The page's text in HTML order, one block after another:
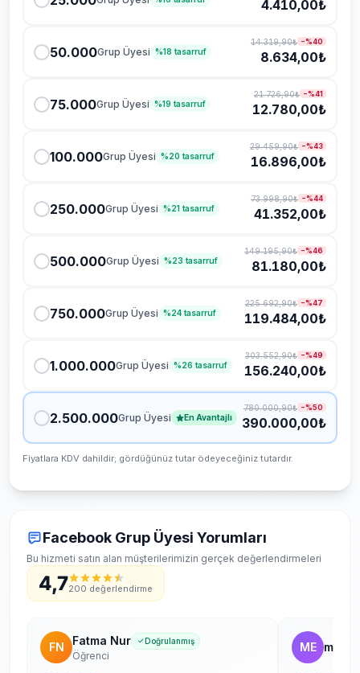
4.410,00₺
50.000Grup Üyesi %18 tasarruf
14.319,90₺ −%40
8.634,00₺
75.000Grup Üyesi %19 tasarruf
21.726,90₺ −%41
12.780,00₺
100.000Grup Üyesi %20 tasarruf
29.459,90₺ −%43
16.896,00₺
250.000Grup Üyesi %21 tasarruf
73.998,90₺ −%44
41.352,00₺
500.000Grup Üyesi %23 tasarruf
149.195,90₺ −%46
81.180,00₺
750.000Grup Üyesi %24 tasarruf
225.692,90₺ −%47
119.484,00₺
1.000.000Grup Üyesi %26 tasarruf
303.552,90₺ −%49
156.240,00₺
2.500.000Grup Üyesi En Avantajlı
780.000,90₺ −%50
390.000,00₺
Fiyatlara KDV dahildir; gördüğünüz tutar ödeyeceğiniz tutardır.
Facebook Grup Üyesi Yorumları
Bu hizmeti satın alan müşterilerimizin gerçek değerlendirmeleri
4,7200 değerlendirme
FN Fatma Nur Doğrulanmış
Öğrenci
ME